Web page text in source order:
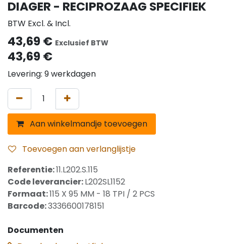
DIAGER - RECIPROZAAG SPECIFIEK
BTW Excl. & Incl.
43,69 € Exclusief BTW
43,69 €
Levering: 9 werkdagen
Aan winkelmandje toevoegen
Toevoegen aan verlanglijstje
Referentie:11.L202.S.115
Code leverancier:L202SL1152
Formaat:115 X 95 MM - 18 TPI / 2 PCS
Barcode:3336600178151
Documenten